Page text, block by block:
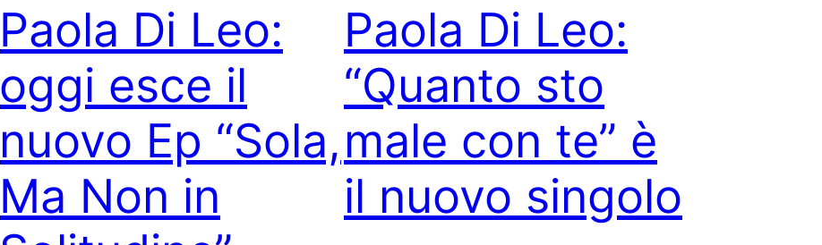
Paola Di Leo:
oggi esce il
nuovo Ep “Sola,
Ma Non in
Paola Di Leo:
“Quanto sto
male con te” è
il nuovo singolo